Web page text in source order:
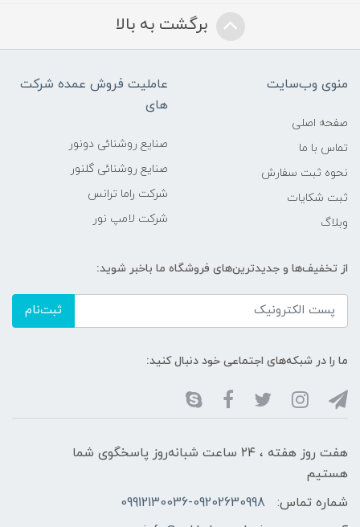
برگشت به بالا
منوی وب‌سایت
صفحه اصلی
تماس با ما
نحوه ثبت سفارش
ثبت شکایات
وبلاگ
عاملیت فروش عمده شرکت
های
صنایع روشنائی دونور
صنایع روشنائی گلنور
شرکت راما ترانس
شرکت لامپ نور
از تخفیف‌ها و جدیدترین‌های فروشگاه ما باخبر شوید:
ثبت‌نام
ما را در شبکه‌های اجتماعی خود دنبال کنید:
هفت روز هفته ، ۲۴ ساعت شبانه‌روز پاسخگوی شما
هستیم
شماره تماس:
09912130036-09202630998